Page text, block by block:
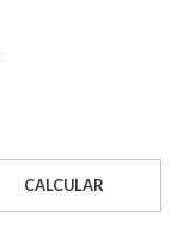
CALCULAR